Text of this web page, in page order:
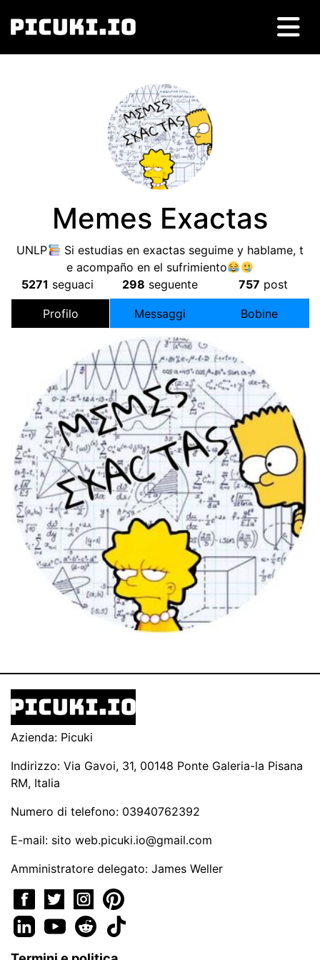
Memes Exactas
UNLP Si estudias en exactas seguime y hablame, t
e acompaño en el sufrimiento
5271 seguaci 298 seguente 757 post
Profilo Messaggi Bobine
Azienda: Picuki
Indirizzo: Via Gavoi, 31, 00148 Ponte Galeria-la Pisana
RM, Italia
Numero di telefono: 03940762392
E-mail: sito web.picuki.io@gmail.com
Amministratore delegato: James Weller